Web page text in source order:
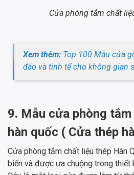
Cửa phòng tắm chất
Xem thêm: Top 100 Mẫu cửa
đáo và tinh tế cho không gian
9. Mẫu cửa phòng
hàn quốc ( Cửa thép
Cửa phòng tắm chất liệu thép Hàn
biến và được ưa chuộng trong thiết